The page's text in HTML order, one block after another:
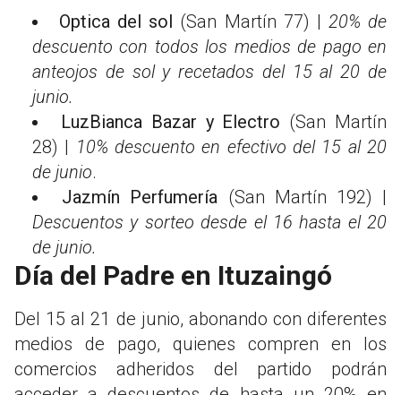
Optica del sol (San Martín 77) | 20% de
descuento con todos los medios de pago en
anteojos de sol y recetados del 15 al 20 de
junio.
LuzBianca Bazar y Electro (San Martín
28) | 10% descuento en efectivo del 15 al 20
de junio.
Jazmín Perfumería (San Martín 192) |
Descuentos y sorteo desde el 16 hasta el 20
de junio.
Día del Padre en Ituzaingó
Del 15 al 21 de junio, abonando con diferentes
medios de pago, quienes compren en los
comercios adheridos del partido podrán